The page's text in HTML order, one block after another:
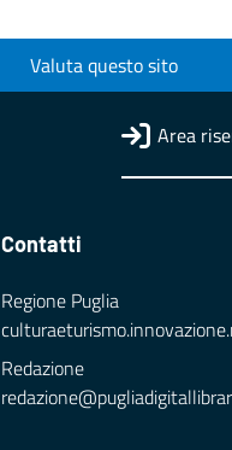
Valuta questo sito
Area
Contatti
Regione Puglia
Redazione